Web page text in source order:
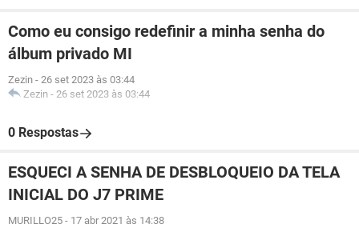
Como eu consigo redefinir a minha senha do
álbum privado MI
Zezin - 26 set 2023 às 03:44
Zezin - 26 set 2023 às 03:44
0 Respostas
ESQUECI A SENHA DE DESBLOQUEIO DA TELA
INICIAL DO J7 PRIME
MURILLO25 - 17 abr 2021 às 14:38